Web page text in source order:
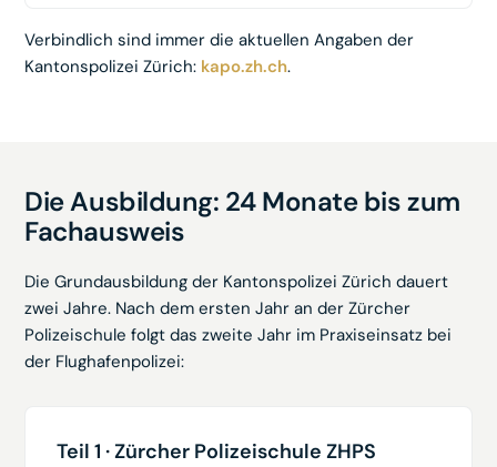
Verbindlich sind immer die aktuellen Angaben der
Kantonspolizei Zürich: kapo.zh.ch.
Die Ausbildung: 24 Monate bis zum
Fachausweis
Die Grundausbildung der Kantonspolizei Zürich dauert
zwei Jahre. Nach dem ersten Jahr an der Zürcher
Polizeischule folgt das zweite Jahr im Praxiseinsatz bei
der Flughafenpolizei:
Teil 1 · Zürcher Polizeischule ZHPS